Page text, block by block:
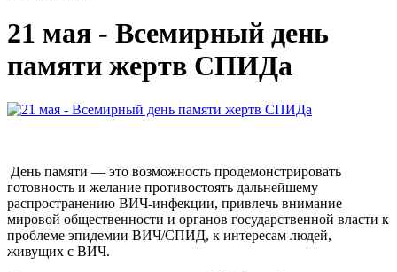
21 мая - Всемирный день
памяти жертв СПИДа
День памяти — это возможность продемонстрировать
готовность и желание противостоять дальнейшему
распространению ВИЧ-инфекции, привлечь внимание
мировой общественности и органов государственной власти к
проблеме эпидемии ВИЧ/СПИД, к интересам людей,
живущих с ВИЧ.